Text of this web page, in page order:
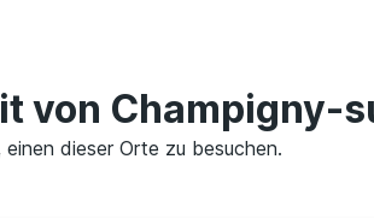
von Champigny-
dieser Orte zu besuchen.